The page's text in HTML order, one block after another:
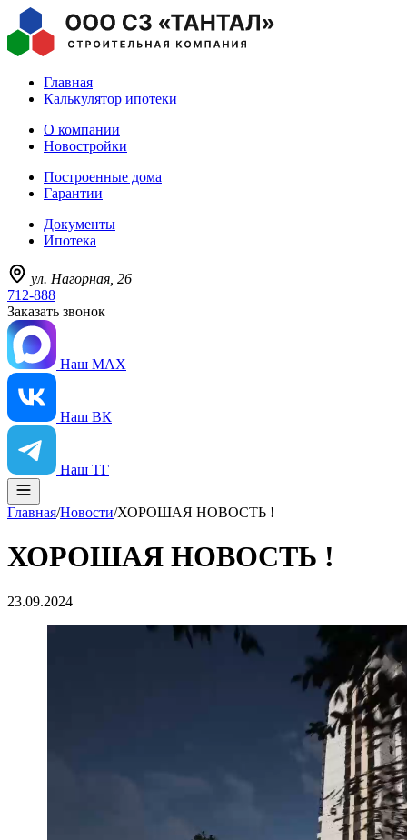
Главная
Калькулятор ипотеки
О компании
Новостройки
Построенные дома
Гарантии
Документы
Ипотека
ул. Нагорная, 26
712-888
Заказать звонок
Наш MAX
Наш ВК
Наш ТГ
Главная/Новости/ХОРОШАЯ НОВОСТЬ !
ХОРОШАЯ НОВОСТЬ !
23.09.2024